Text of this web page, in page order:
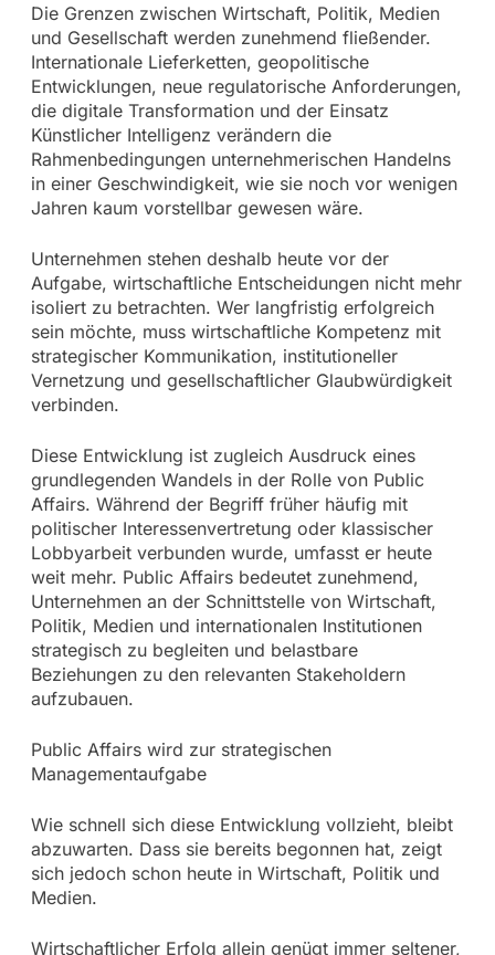
Die Grenzen zwischen Wirtschaft, Politik, Medien
und Gesellschaft werden zunehmend fließender.
Internationale Lieferketten, geopolitische
Entwicklungen, neue regulatorische Anforderungen,
die digitale Transformation und der Einsatz
Künstlicher Intelligenz verändern die
Rahmenbedingungen unternehmerischen Handelns
in einer Geschwindigkeit, wie sie noch vor wenigen
Jahren kaum vorstellbar gewesen wäre.
Unternehmen stehen deshalb heute vor der
Aufgabe, wirtschaftliche Entscheidungen nicht mehr
isoliert zu betrachten. Wer langfristig erfolgreich
sein möchte, muss wirtschaftliche Kompetenz mit
strategischer Kommunikation, institutioneller
Vernetzung und gesellschaftlicher Glaubwürdigkeit
verbinden.
Diese Entwicklung ist zugleich Ausdruck eines
grundlegenden Wandels in der Rolle von Public
Affairs. Während der Begriff früher häufig mit
politischer Interessenvertretung oder klassischer
Lobbyarbeit verbunden wurde, umfasst er heute
weit mehr. Public Affairs bedeutet zunehmend,
Unternehmen an der Schnittstelle von Wirtschaft,
Politik, Medien und internationalen Institutionen
strategisch zu begleiten und belastbare
Beziehungen zu den relevanten Stakeholdern
aufzubauen.
Public Affairs wird zur strategischen
Managementaufgabe
Wie schnell sich diese Entwicklung vollzieht, bleibt
abzuwarten. Dass sie bereits begonnen hat, zeigt
sich jedoch schon heute in Wirtschaft, Politik und
Medien.
Wirtschaftlicher Erfolg allein genügt immer seltener,